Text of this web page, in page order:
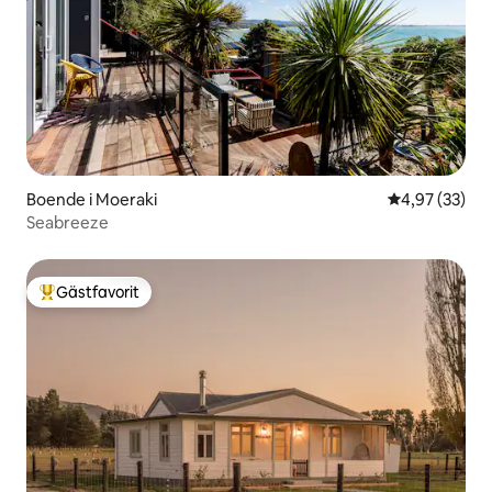
Boende i Moeraki 4,97 av 5 i
4,97 (33)
Seabreeze
Populär gästfavorit
Gästfavorit